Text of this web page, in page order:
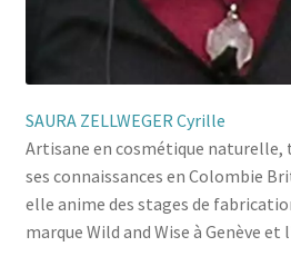
SAURA ZELLWEGER Cyrille
Artisane en cosmétique
ses connaissances en Colombie
elle anime des stages de
marque Wild and Wise à Genève et